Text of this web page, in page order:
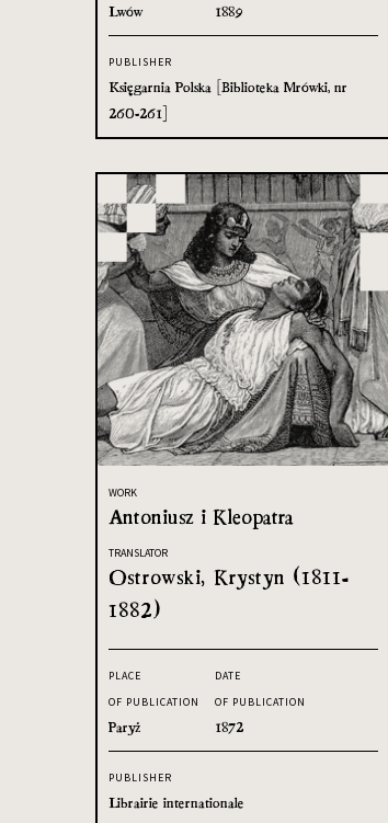
Lwów 1889
PUBLISHER
Księgarnia Polska [Biblioteka Mrówki, nr
260-261]
WORK
Antoniusz i Kleopatra
TRANSLATOR
Ostrowski, Krystyn (1811-
1882)
PLACE
OF PUBLICATION
Paryż
DATE
OF PUBLICATION
1872
PUBLISHER
Librairie internationale